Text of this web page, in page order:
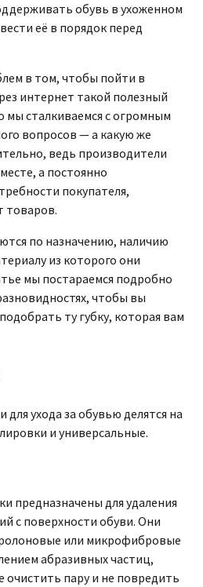
обувь в ухоженном
её в порядок перед
в том, чтобы пойти в
интернет такой полезный
мы сталкиваемся с огромным
вопросов — а какую же
ведь производители
а постоянно
покупателя,
товаров.
по назначению, наличию
из которого они
мы постараемся подробно
чтобы вы
ту губку, которая вам
для ухода за обувью делятся на
и универсальные.
предназначены для удаления
с поверхности обуви. Они
или микрофибровые
абразивных частиц,
очистить пару и не повредить